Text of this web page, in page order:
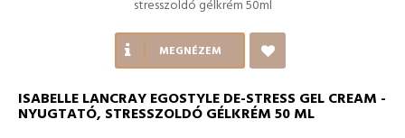
MEGNÉZEM
ISABELLE LANCRAY EGOSTYLE DE-STRESS GEL CREAM -
NYUGTATÓ, STRESSZOLDÓ GÉLKRÉM 50 ML